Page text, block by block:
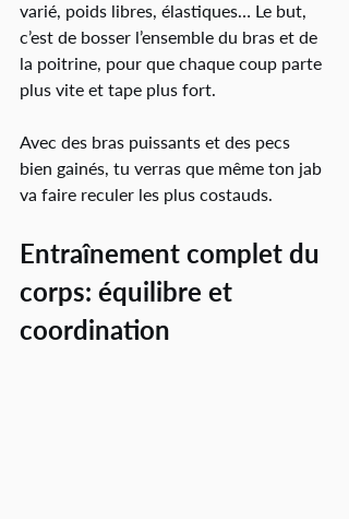
varié, poids libres, élastiques… Le but,
c’est de bosser l’ensemble du bras et de
la poitrine, pour que chaque coup parte
plus vite et tape plus fort.
Avec des bras puissants et des pecs
bien gainés, tu verras que même ton jab
va faire reculer les plus costauds.
Entraînement complet du
corps: équilibre et
coordination